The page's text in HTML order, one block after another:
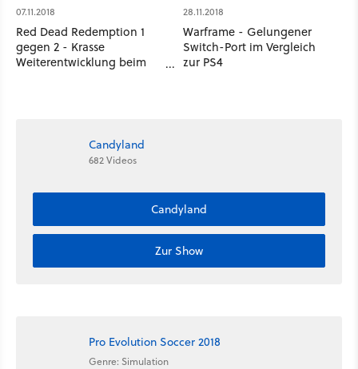
07.11.2018
Red Dead Redemption 1
gegen 2 - Krasse
Weiterentwicklung beim
28.11.2018
Warframe - Gelungener
Switch-Port im Vergleich
zur PS4
Candyland
682 Videos
Candyland
Zur Show
Pro Evolution Soccer 2018
Genre: Simulation